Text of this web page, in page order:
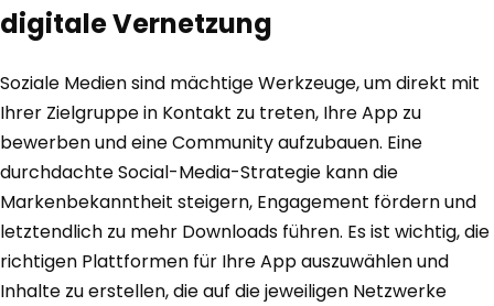
digitale Vernetzung
Soziale Medien sind mächtige Werkzeuge, um direkt mit
Ihrer Zielgruppe in Kontakt zu treten, Ihre App zu
bewerben und eine Community aufzubauen. Eine
durchdachte Social-Media-Strategie kann die
Markenbekanntheit steigern, Engagement fördern und
letztendlich zu mehr Downloads führen. Es ist wichtig, die
richtigen Plattformen für Ihre App auszuwählen und
Inhalte zu erstellen, die auf die jeweiligen Netzwerke